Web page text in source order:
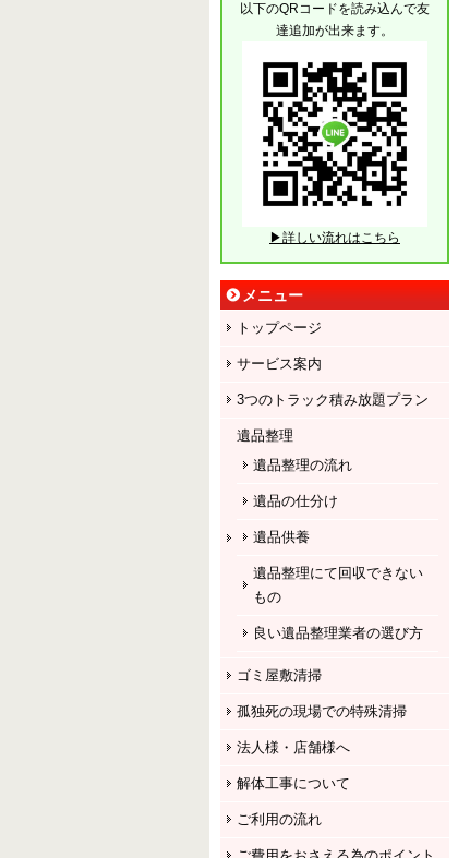
以下のQRコードを読み込んで友
達追加が出来ます。
▶詳しい流れはこちら
メニュー
トップページ
サービス案内
3つのトラック積み放題プラン
遺品整理
遺品整理の流れ
遺品の仕分け
遺品供養
遺品整理にて回収できない
もの
良い遺品整理業者の選び方
ゴミ屋敷清掃
孤独死の現場での特殊清掃
法人様・店舗様へ
解体工事について
ご利用の流れ